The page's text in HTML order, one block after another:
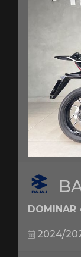
DOMINAR
2024/